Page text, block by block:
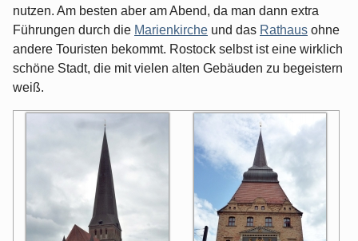
nutzen. Am besten aber am Abend, da man dann extra
Führungen durch die Marienkirche und das Rathaus ohne
andere Touristen bekommt. Rostock selbst ist eine wirklich
schöne Stadt, die mit vielen alten Gebäuden zu begeistern
weiß.